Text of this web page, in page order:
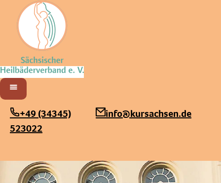
Sächsischer Heilbäderverband
+49 (34345)
523022
info@kursachsen.de